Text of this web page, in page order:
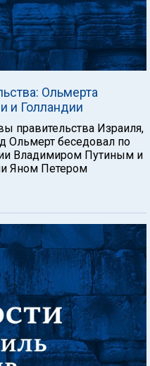
Ольмерта
и Голландии
правительства Израиля,
Ольмерт беседовал по
Владимиром Путиным и
Яном Петером